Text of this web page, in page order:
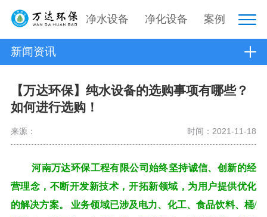
净水设备 净化设备 案例
新闻资讯
【万达环保】纯水设备的选购事项有哪些？
如何进行选购！
来源： 时间：2021-11-18
河南万达环保工程有限公司始终坚持诚信、创新的经
营理念，不断开发新技术，开拓新领域，为用户提供优化
的解决方案。 业务领域已涉及电力、化工、食品饮料、桶/